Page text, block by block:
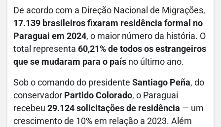
De acordo com a Direção Nacional de Migrações,
17.139 brasileiros fixaram residência formal no
Paraguai em 2024, o maior número da história. O
total representa 60,21% de todos os estrangeiros
que se mudaram para o país no último ano.
Sob o comando do presidente Santiago Peña, do
conservador Partido Colorado, o Paraguai
recebeu 29.124 solicitações de residência — um
crescimento de 10% em relação a 2023. Além